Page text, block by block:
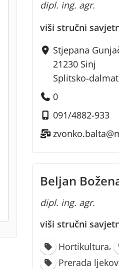
dipl. ing. agr.
viši stručni
Stjepana
21230 Sinj
Splitsko-
0
091/4882-933
Beljan
dipl. ing. agr.
viši stručni
Hortikultura,
Prerada